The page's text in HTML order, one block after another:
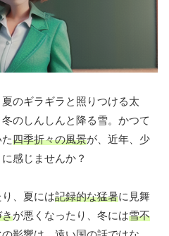
のギラギラと照りつける太
のしんしんと降る雪。かつて
四季折々の風景が、近年、少
感じませんか？
、夏には記録的な猛暑に見舞
きが悪くなったり、冬には雪不